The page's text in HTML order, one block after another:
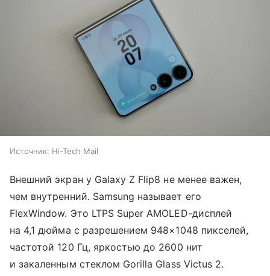
Источник: Hi-Tech Mail
Внешний экран у Galaxy Z Flip8 не менее важен,
чем внутренний. Samsung называет его
FlexWindow. Это LTPS Super AMOLED-дисплей
на 4,1 дюйма с разрешением 948×1048 пикселей,
частотой 120 Гц, яркостью до 2600 нит
и закаленным стеклом Gorilla Glass Victus 2.